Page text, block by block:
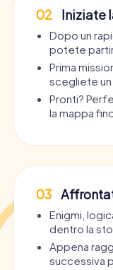
02 Iniziate
Dopo un
potete
Prima
scegliete un
Pronti?
la mappa
03
Enigmi,
dentro la
Appena
successiva